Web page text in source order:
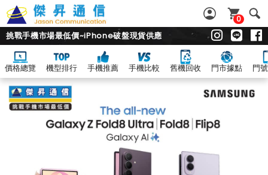
0
挑戰手機市場最低價~iPhone破盤現貨供應
價格總覽 機型排行 手機推薦 手機比較 舊機回收 門市據點 門